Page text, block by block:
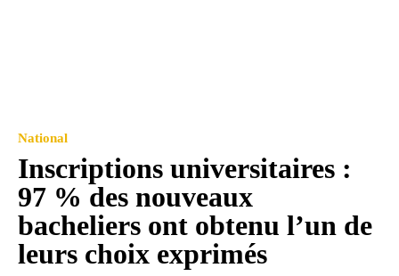
National
Inscriptions universitaires :
97 % des nouveaux
bacheliers ont obtenu l’un de
leurs choix exprimés